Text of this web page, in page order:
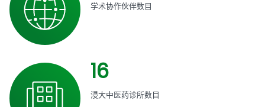
学术协作伙伴数目
16
浸大中医药诊所数目